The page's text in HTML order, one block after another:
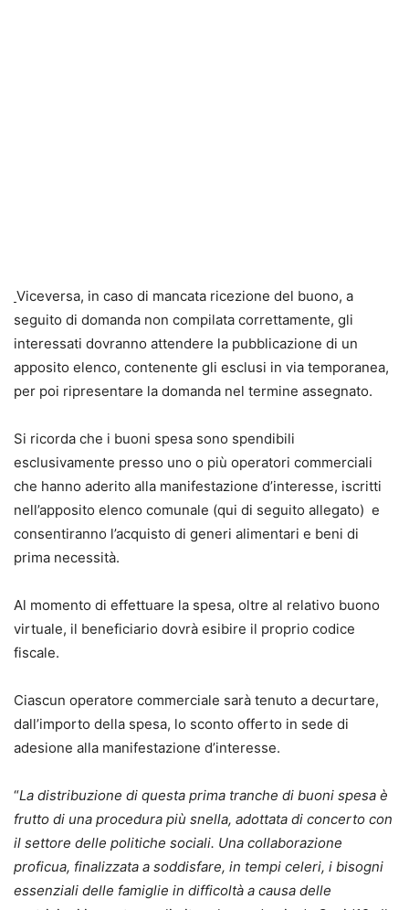
Viceversa, in caso di mancata ricezione del buono, a
seguito di domanda non compilata correttamente, gli
interessati dovranno attendere la pubblicazione di un
apposito elenco, contenente gli esclusi in via temporanea,
per poi ripresentare la domanda nel termine assegnato.
Si ricorda che i buoni spesa sono spendibili
esclusivamente presso uno o più operatori commerciali
che hanno aderito alla manifestazione d’interesse, iscritti
nell’apposito elenco comunale (qui di seguito allegato) e
consentiranno l’acquisto di generi alimentari e beni di
prima necessità.
Al momento di effettuare la spesa, oltre al relativo buono
virtuale, il beneficiario dovrà esibire il proprio codice
fiscale.
Ciascun operatore commerciale sarà tenuto a decurtare,
dall’importo della spesa, lo sconto offerto in sede di
adesione alla manifestazione d’interesse.
“La distribuzione di questa prima tranche di buoni spesa è
frutto di una procedura più snella, adottata di concerto con
il settore delle politiche sociali. Una collaborazione
proficua, finalizzata a soddisfare, in tempi celeri, i bisogni
essenziali delle famiglie in difficoltà a causa delle